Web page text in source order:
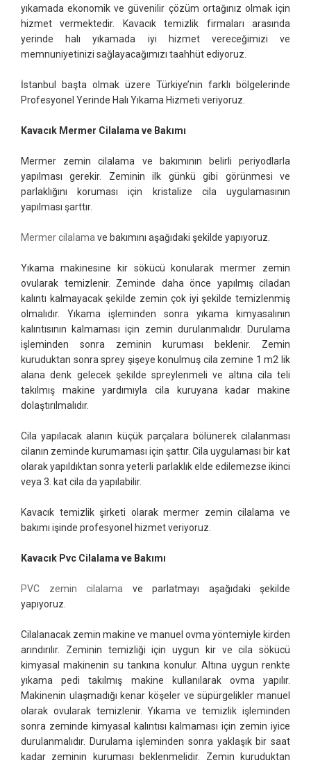
yıkamada ekonomik ve güvenilir çözüm ortağınız olmak için
hizmet vermektedir. Kavacık temizlik firmaları arasında
yerinde halı yıkamada iyi hizmet vereceğimizi ve
memnuniyetinizi sağlayacağımızı taahhüt ediyoruz.
İstanbul başta olmak üzere Türkiye’nin farklı bölgelerinde
Profesyonel Yerinde Halı Yıkama Hizmeti veriyoruz.
Kavacık Mermer Cilalama ve Bakımı
Mermer zemin cilalama ve bakımının belirli periyodlarla
yapılması gerekir. Zeminin ilk günkü gibi görünmesi ve
parlaklığını koruması için kristalize cila uygulamasının
yapılması şarttır.
Mermer cilalama ve bakımını aşağıdaki şekilde yapıyoruz.
Yıkama makinesine kir sökücü konularak mermer zemin
ovularak temizlenir. Zeminde daha önce yapılmış ciladan
kalıntı kalmayacak şekilde zemin çok iyi şekilde temizlenmiş
olmalıdır. Yıkama işleminden sonra yıkama kimyasalının
kalıntısının kalmaması için zemin durulanmalıdır. Durulama
işleminden sonra zeminin kuruması beklenir. Zemin
kuruduktan sonra sprey şişeye konulmuş cila zemine 1 m2 lik
alana denk gelecek şekilde spreylenmeli ve altına cila teli
takılmış makine yardımıyla cila kuruyana kadar makine
dolaştırılmalıdır.
Cila yapılacak alanın küçük parçalara bölünerek cilalanması
cilanın zeminde kurumaması için şattır. Cila uygulaması bir kat
olarak yapıldıktan sonra yeterli parlaklık elde edilemezse ikinci
veya 3. kat cila da yapılabilir.
Kavacık temizlik şirketi olarak mermer zemin cilalama ve
bakımı işinde profesyonel hizmet veriyoruz.
Kavacık Pvc Cilalama ve Bakımı
PVC zemin cilalama ve parlatmayı aşağıdaki şekilde
yapıyoruz.
Cilalanacak zemin makine ve manuel ovma yöntemiyle kirden
arındırılır. Zeminin temizliği için uygun kir ve cila sökücü
kimyasal makinenin su tankına konulur. Altına uygun renkte
yıkama pedi takılmış makine kullanılarak ovma yapılır.
Makinenin ulaşmadığı kenar köşeler ve süpürgelikler manuel
olarak ovularak temizlenir. Yıkama ve temizlik işleminden
sonra zeminde kimyasal kalıntısı kalmaması için zemin iyice
durulanmalıdır. Durulama işleminden sonra yaklaşık bir saat
kadar zeminin kuruması beklenmelidir. Zemin kuruduktan